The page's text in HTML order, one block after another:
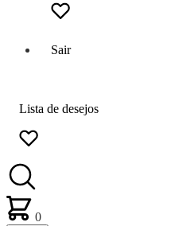
Sair
Lista de desejos
0